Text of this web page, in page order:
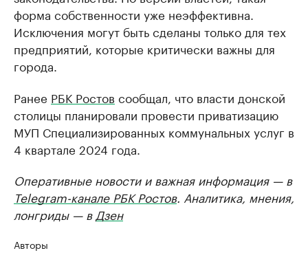
форма собственности уже неэффективна.
Исключения могут быть сделаны только для тех
предприятий, которые критически важны для
города.
Ранее РБК Ростов сообщал, что власти донской
столицы планировали провести приватизацию
МУП Специализированных коммунальных услуг в
4 квартале 2024 года.
Оперативные новости и важная информация — в
Telegram-канале РБК Ростов. Аналитика, мнения,
лонгриды — в Дзен
Авторы